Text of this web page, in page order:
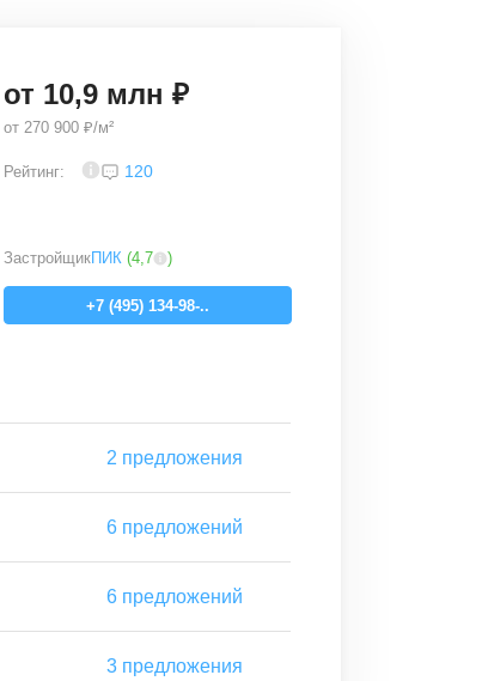
от 10,9 млн ₽
от 270 900 ₽/м²
Рейтинг: 120
ЗастройщикПИК (4,7 )
+7 (495) 134-98-..
2 предложения
6 предложений
6 предложений
3 предложения